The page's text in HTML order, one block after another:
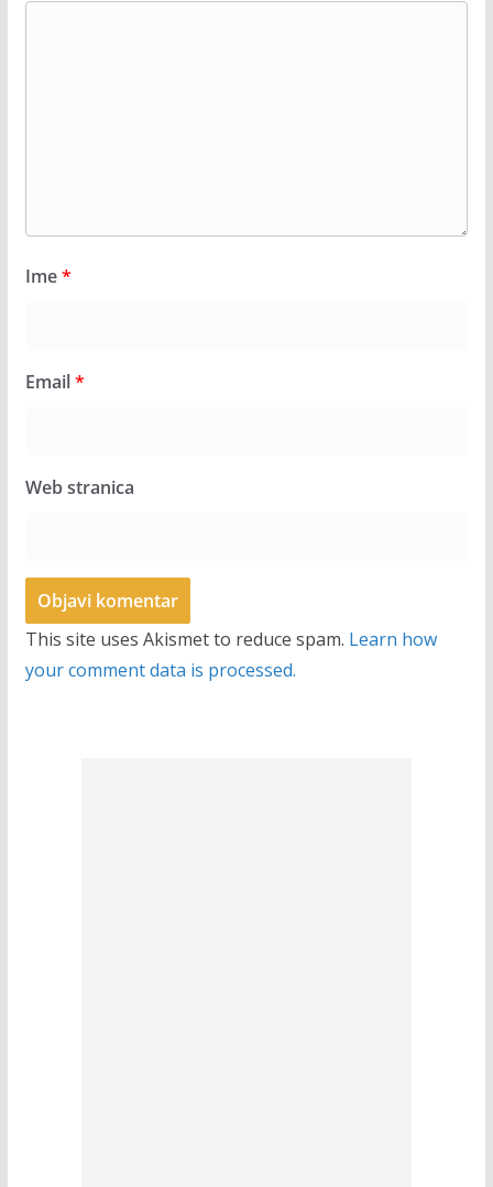
Ime*
Email*
Web stranica
This site uses Akismet to reduce spam. Learn how
your comment data is processed.